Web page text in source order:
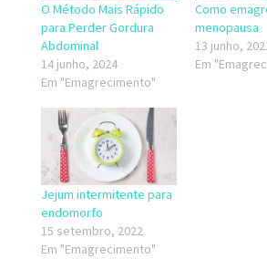
O Método Mais Rápido
para Perder Gordura
Abdominal
14 junho, 2024
Em "Emagrecimento"
Como
menopausa
13 junho,
Em
Jejum intermitente para
endomorfo
15 setembro, 2022
Em "Emagrecimento"